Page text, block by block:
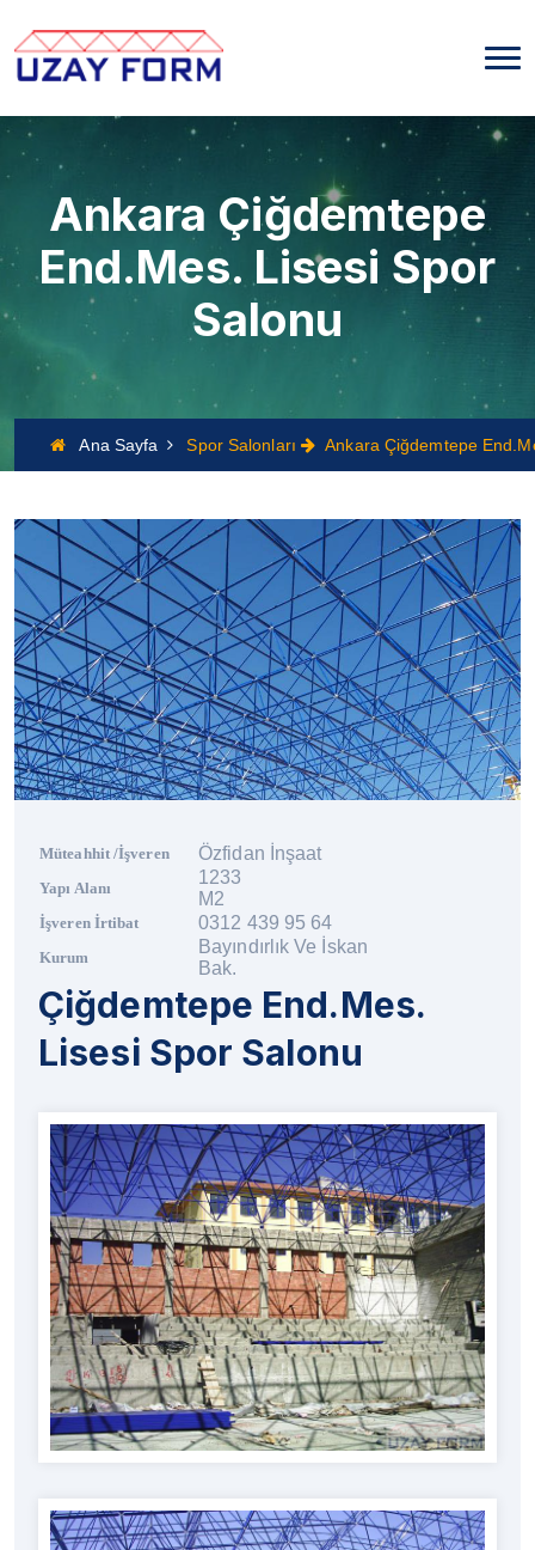
Ankara Çiğdemtepe
End.Mes. Lisesi Spor
Salonu
Ana Sayfa Spor Salonları Ankara Çiğdemtepe
Müteahhit /İşveren Özfidan İnşaat
Yapı Alanı
1233
M2
İşveren İrtibat 0312 439 95 64
Kurum
Bayındırlık Ve İskan
Bak.
Çiğdemtepe End.Mes.
Lisesi Spor Salonu